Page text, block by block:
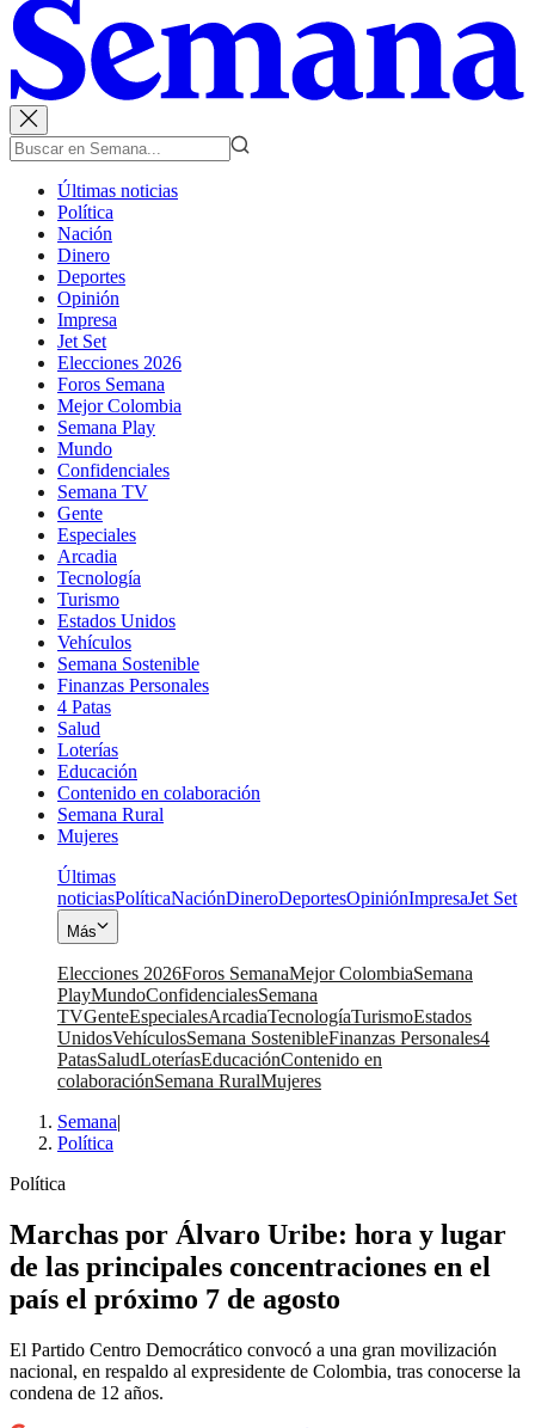
Últimas noticias
Política
Nación
Dinero
Deportes
Opinión
Impresa
Jet Set
Elecciones 2026
Foros Semana
Mejor Colombia
Semana Play
Mundo
Confidenciales
Semana TV
Gente
Especiales
Arcadia
Tecnología
Turismo
Estados Unidos
Vehículos
Semana Sostenible
Finanzas Personales
4 Patas
Salud
Loterías
Educación
Contenido en colaboración
Semana Rural
Mujeres
Últimas
noticiasPolíticaNaciónDineroDeportesOpiniónImpresaJet Set
Más
Elecciones 2026Foros SemanaMejor ColombiaSemana
PlayMundoConfidencialesSemana
TVGenteEspecialesArcadiaTecnologíaTurismoEstados
UnidosVehículosSemana SostenibleFinanzas Personales4
PatasSaludLoteríasEducaciónContenido en
colaboraciónSemana RuralMujeres
Semana|
Política
Política
Marchas por Álvaro Uribe: hora y lugar
de las principales concentraciones en el
país el próximo 7 de agosto
El Partido Centro Democrático convocó a una gran movilización
nacional, en respaldo al expresidente de Colombia, tras conocerse la
condena de 12 años.